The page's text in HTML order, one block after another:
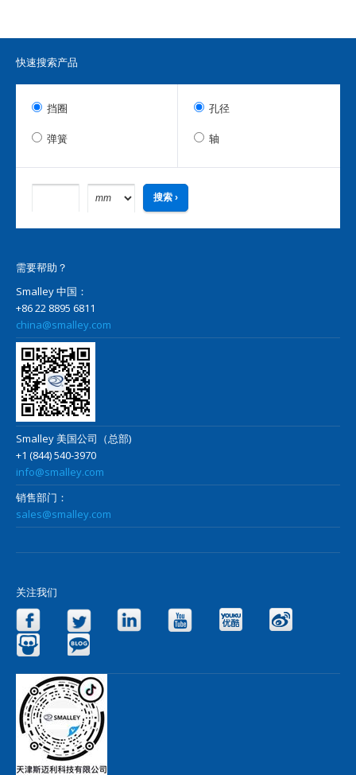
快速搜索产品
挡圈
弹簧
孔径
轴
需要帮助？
Smalley 中国：
+86 22 8895 6811
china@smalley.com
Smalley 美国公司（总部)
+1 (844) 540-3970
info@smalley.com
销售部门：
sales@smalley.com
关注我们
Facebook Twitter LinkedIn YouTube